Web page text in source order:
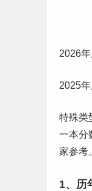
2026年
2025
特殊类
一本分
家参考
1、历